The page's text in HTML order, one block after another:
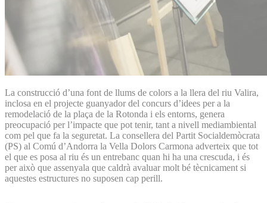
La construcció d’una font de llums de colors a la llera del riu Valira,
inclosa en el projecte guanyador del concurs d’idees per a la
remodelació de la plaça de la Rotonda i els entorns, genera
preocupació per l’impacte que pot tenir, tant a nivell mediambiental
com pel que fa la seguretat. La consellera del Partit Socialdemòcrata
(PS) al Comú d’Andorra la Vella Dolors Carmona adverteix que tot
el que es posa al riu és un entrebanc quan hi ha una crescuda, i és
per això que assenyala que caldrà avaluar molt bé tècnicament si
aquestes estructures no suposen cap perill.